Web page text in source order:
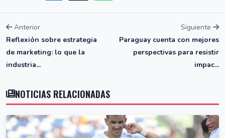
Anterior
Reflexión sobre estrategia
de marketing: lo que la
industria...
Siguiente
Paraguay cuenta con mejores
perspectivas para resistir
impac...
NOTICIAS RELACIONADAS